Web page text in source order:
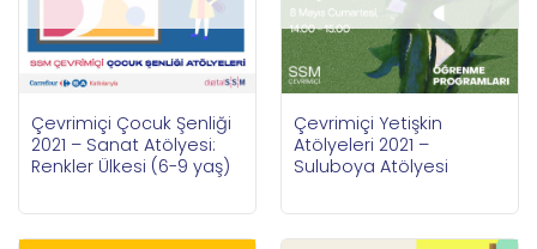
Çevrimiçi Çocuk Şenliği
2021 – Sanat Atölyesi:
Renkler Ülkesi (6-9 yaş)
Çevrimiçi Yetişkin
Atölyeleri 2021 –
Suluboya Atölyesi